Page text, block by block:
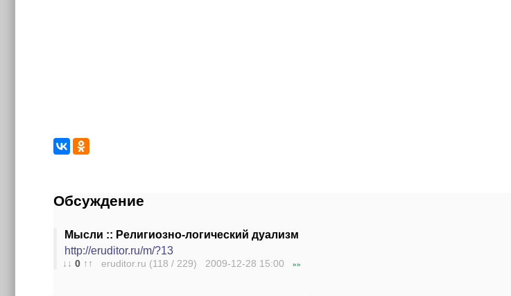
Обсуждение
Мысли :: Религиозно-логический дуализм
http://eruditor.ru/m/?13
↓↓ 0 ↑↑ eruditor.ru (118 / 229) 2009-12-28 15:00 »»